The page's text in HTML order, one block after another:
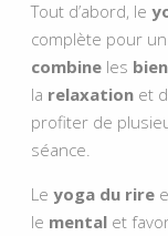
Tout d’abord, le
complète pour
combineles
la relaxationet
profiter de
séance.
Le yoga du rire
le mentalet